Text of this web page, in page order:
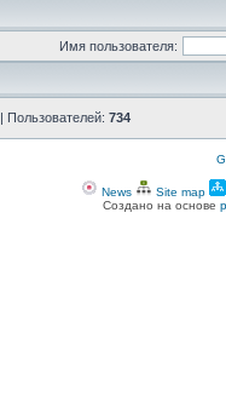
Имя пользователя:
| Пользователей: 734
News Site map
Создано на основе